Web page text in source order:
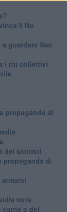
il No
guardare San
i riti collettivi
propaganda di
dei sionisti
propaganda di
terra
e dei